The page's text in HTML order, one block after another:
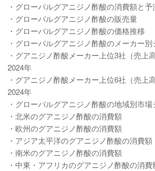
・グローバルグアニジノ酢酸の消費額と予
・グローバルグアニジノ酢酸の販売量
・グローバルグアニジノ酢酸の価格推移
・グローバルグアニジノ酢酸のメーカー
・グアニジノ酢酸メーカー上位3社（売上
2024年
・グアニジノ酢酸メーカー上位6社（売上
2024年
・グローバルグアニジノ酢酸の地域別市場
・北米のグアニジノ酢酸の消費額
・欧州のグアニジノ酢酸の消費額
・アジア太平洋のグアニジノ酢酸の消費額
・南米のグアニジノ酢酸の消費額
・中東・アフリカのグアニジノ酢酸の消費